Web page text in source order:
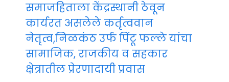
समाजहिताला केंद्रस्थानी ठेवून
कार्यरत असलेले कर्तृत्ववान
नेतृत्व,निळकंठ उर्फ पिंटू फल्ले यांचा
सामाजिक, राजकीय व सहकार
क्षेत्रातील प्रेरणादायी प्रवास